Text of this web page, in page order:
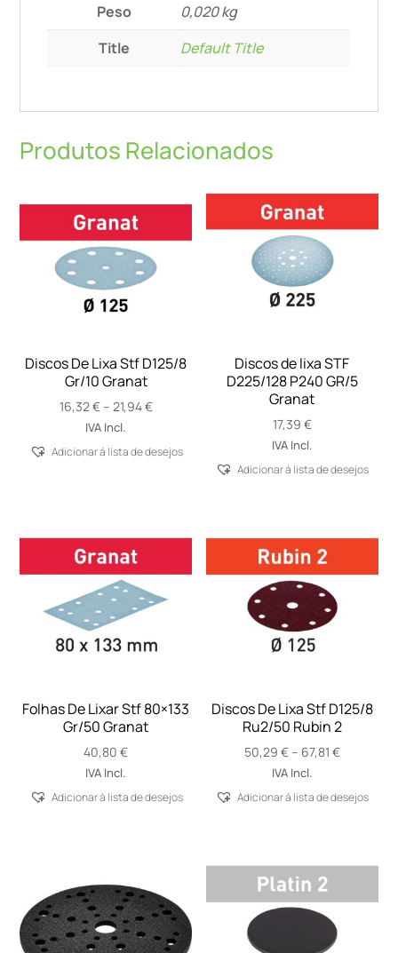
Peso
0,020 kg
Title
Default Title
Produtos Relacionados
Discos De Lixa Stf D125/8
Gr/10 Granat
16,32€ – 21,94€Price
through
IVA Incl.
Adicionar á lista de desejos
Discos de lixa STF
D225/128 P240 GR/5
Granat
17,39 €
IVA Incl.
Adicionar á lista de desejos
Folhas De Lixar Stf 80×133
Gr/50 Granat
40,80€
IVA Incl.
Adicionar á lista de desejos
Discos De Lixa Stf D125/8
Ru2/50 Rubin 2
50,29 € – 67,81 €Price
through
IVA Incl.
Adicionar á lista de desejos